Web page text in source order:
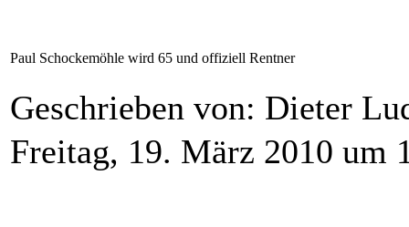
Paul Schockemöhle wird 65 und offiziell Rentner
Geschrieben von: Dieter
Freitag, 19. März 2010 um